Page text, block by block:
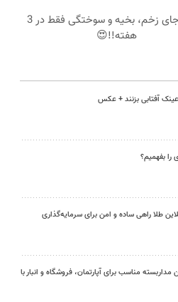
ترمیم جای زخم، بخیه و سوختگی فقط در 3
هفته!!😍
آفتابی بزنند + عکس
را بفهمیم؟
طلا راهی ساده و امن برای سرمایه‌گذاری
مداربسته مناسب برای آپارتمان، فروشگاه و انبار با